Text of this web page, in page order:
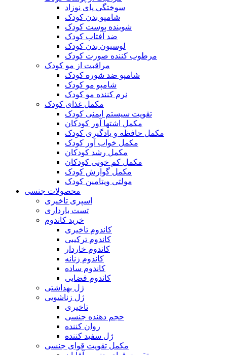
سوختگی پای نوزاد
شامپو بدن کودک
شوینده پوست کودک
ضد آفتاب کودک
لوسیون بدن کودک
مرطوب کننده صورت کودک
مراقبت از مو کودک
شامپو ضد شوره کودک
شامپو مو کودک
نرم کننده مو کودک
مکمل غذای کودک
تقویت سیستم ایمنی کودک
مکمل اشتها آور کودکان
مکمل حافظه و یادگیری کودک
مکمل خواب آور کودک
مکمل رشد کودکان
مکمل کم خونی کودکان
مکمل گوارش کودک
مولتی ویتامین کودک
محصولات جنسی
اسپری تاخیری
تست بارداری
خرید کاندوم
کاندوم تاخیری
کاندوم ترکیبی
کاندوم خاردار
کاندوم زنانه
کاندوم ساده
کاندوم فضایی
ژل بهداشتی
ژل زناشویی
تاخیری
حجم دهنده جنسی
روان کننده
ژل سفید کننده
مکمل تقویت قوای جنسی